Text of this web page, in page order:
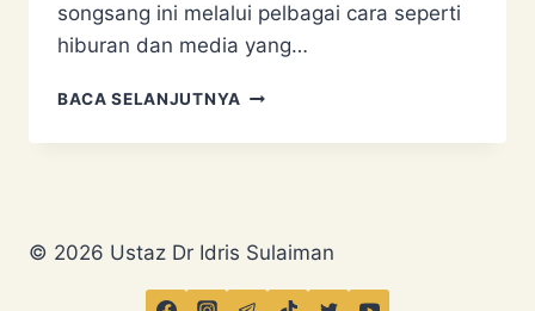
songsang ini melalui pelbagai cara seperti
hiburan dan media yang…
BACA SELANJUTNYA ARTIS
TANAH
PELANGI?
© 2026 Ustaz Dr Idris Sulaiman